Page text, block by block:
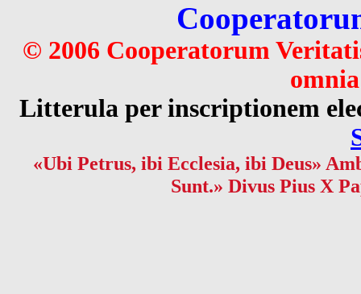
© 2006 Cooperatorum
Litterula per inscriptionem
«Ubi Petrus, ibi Ecclesia, ibi Deus»
Sunt.» Divus Pius X